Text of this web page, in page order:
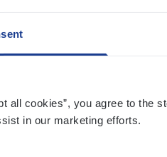
all cookies”, you agree to the
in our marketing efforts.
Claims Management